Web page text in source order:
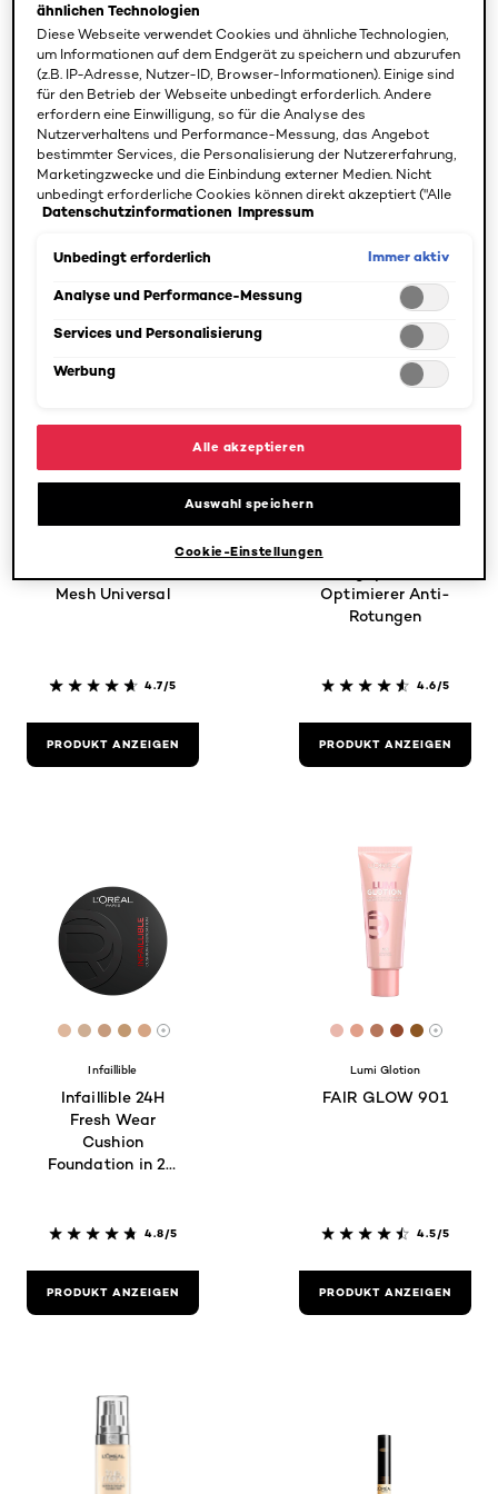
feuchtigkeitsspendendes
Make-up 1 Very
Light
4.7/5
PRODUKT ANZEIGEN
Sunkissed Rose
4.7/5
PRODUKT ANZEIGEN
[Color]: #dcb090
[Color]: #c89169
24H Power Glow
Mesh Universal
4.7/5
PRODUKT ANZEIGEN
BB-Cream C'est
Optimierer Anti-
Rotungen
4.6/5
PRODUKT ANZEIGEN
[Color]: #deb79c
[Color]: #ceae93
[Color]: #c69b7d
[Color]: #c19870
[Color]: #d5a584
More shades are available
Infaillible
Infaillible 24H
Fresh Wear
Cushion
Foundation in 20
4.8/5
PRODUKT ANZEIGEN
[Color]: #E9B7AC
[Color]:
[Color]:
[Color]:
[Color]:
More
Lumi Glotion
FAIR GLOW 901
4.5/5
PRODUKT ANZEIGEN
ähnlichen Technologien
Diese Webseite verwendet Cookies und ähnliche Technologien,
um Informationen auf dem Endgerät zu speichern und abzurufen
(z.B. IP-Adresse, Nutzer-ID, Browser-Informationen). Einige sind
für den Betrieb der Webseite unbedingt erforderlich. Andere
erfordern eine Einwilligung, so für die Analyse des
Nutzerverhaltens und Performance-Messung, das Angebot
bestimmter Services, die Personalisierung der Nutzererfahrung,
Marketingzwecke und die Einbindung externer Medien. Nicht
unbedingt erforderliche Cookies können direkt akzeptiert ("Alle
akzeptieren") oder abgelehnt ("Ohne Einwilligung fortfahren")
ebenfalls möglich und speicherbar ("Auswahl speichern"). Die
angepasst werden. Für weitere Informationen s. unsere
Datenschutzinformationen Impressum
Unbedingt erforderlich Immer aktiv
Analyse und Performance-Messung
Services und Personalisierung
Werbung
Alle akzeptieren
Auswahl speichern
Cookie-Einstellungen